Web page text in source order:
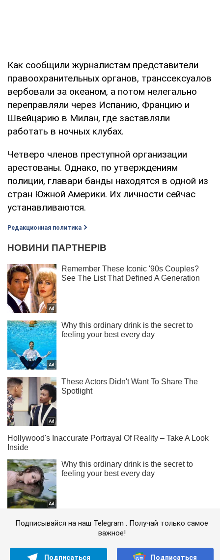
Как сообщили журналистам представители
правоохранительных органов, транссексуалов
вербовали за океаном, а потом нелегально
переправляли через Испанию, Францию и
Швейцарию в Милан, где заставляли
работать в ночных клубах.
Четверо членов преступной организации
арестованы. Однако, по утверждениям
полиции, главари банды находятся в одной из
стран Южной Америки. Их личности сейчас
устанавливаются.
Редакционная политика
Подписывайся на наш Telegram . Получай только самое
важное!
Подписаться Подписаться